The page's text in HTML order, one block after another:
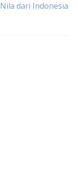
Nila dari Indonesia